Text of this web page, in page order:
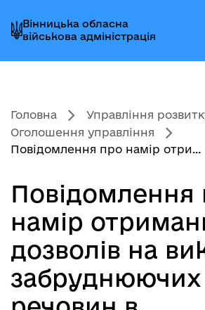
до
головного
меню
до
головного
вмісту
до
головного
колонтитула
Вінницька обласна
військова адміністрація
Головна
Управління
Оголошення управління
Повідомлення про намір отри...
Повідомлення
намір
дозволів на
забруднюючих